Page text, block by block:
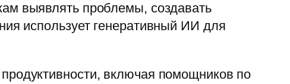
выявлять проблемы, создавать
использует генеративный ИИ для
включая помощников по